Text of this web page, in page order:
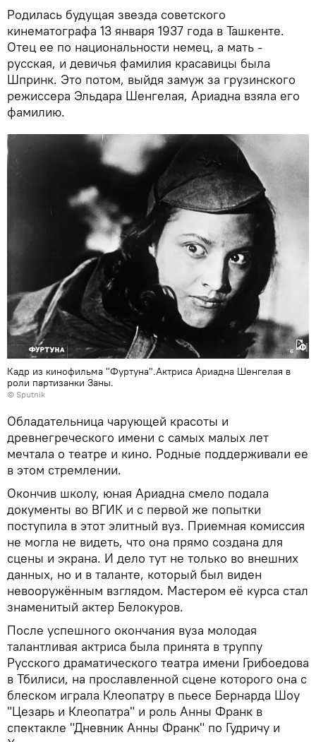
Родилась будущая звезда советского
кинематографа 13 января 1937 года в Ташкенте.
Отец ее по национальности немец, а мать -
русская, и девичья фамилия красавицы была
Шпринк. Это потом, выйдя замуж за грузинского
режиссера Эльдара Шенгелая, Ариадна взяла его
фамилию.
Кадр из кинофильма "Фуртуна".Актриса Ариадна Шенгелая в
роли партизанки Заны.
© Sputnik
Обладательница чарующей красоты и
древнегреческого имени с самых малых лет
мечтала о театре и кино. Родные поддерживали ее
в этом стремлении.
Окончив школу, юная Ариадна смело подала
документы во ВГИК и с первой же попытки
поступила в этот элитный вуз. Приемная комиссия
не могла не видеть, что она прямо создана для
сцены и экрана. И дело тут не только во внешних
данных, но и в таланте, который был виден
невооружённым взглядом. Мастером её курса стал
знаменитый актер Белокуров.
После успешного окончания вуза молодая
талантливая актриса была принята в труппу
Русского драматического театра имени Грибоедова
в Тбилиси, на прославленной сцене которого она с
блеском играла Клеопатру в пьесе Бернарда Шоу
"Цезарь и Клеопатра" и роль Анны Франк в
спектакле "Дневник Анны Франк" по Гудричу и